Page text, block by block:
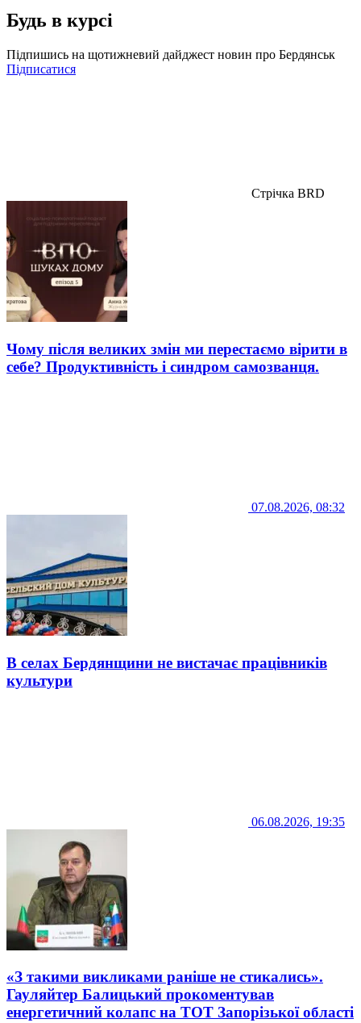
Будь в курсі
Підпишись на щотижневий дайджест новин про Бердянськ
Підписатися
Стрічка BRD
Чому після великих змін ми перестаємо вірити в
себе? Продуктивність і синдром самозванця.
07.08.2026, 08:32
В селах Бердянщини не вистачає працівників
культури
06.08.2026, 19:35
«З такими викликами раніше не стикались».
Гауляйтер Балицький прокоментував
енергетичний колапс на ТОТ Запорізької області